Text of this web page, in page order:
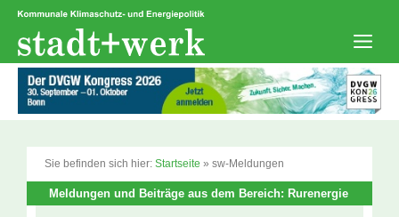
Zum
springen
Sie befinden sich hier: Startseite » sw-Meldungen
Meldungen und Beiträge aus dem Bereich: Rurenergie